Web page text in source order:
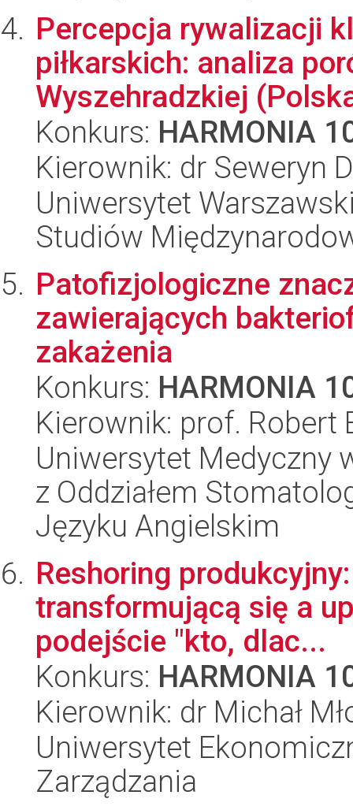
Percepcja rywalizacji
piłkarskich: analiza
Wyszehradzkiej
Konkurs: HARMONIA
Kierownik: dr Seweryn
Uniwersytet
Studiów
Patofizjologiczne
zawierających
zakażenia
Konkurs: HARMONIA
Kierownik: prof. Robert
Uniwersytet Medyczny
z Oddziałem
Języku Angielskim
Reshoring
transformującą się a
podejście "kto, dlac...
Konkurs: HARMONIA
Kierownik: dr Michał
Uniwersytet
Zarządzania